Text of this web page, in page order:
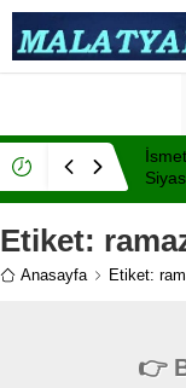
Etiket:
Anasayfa Etiket:
👉